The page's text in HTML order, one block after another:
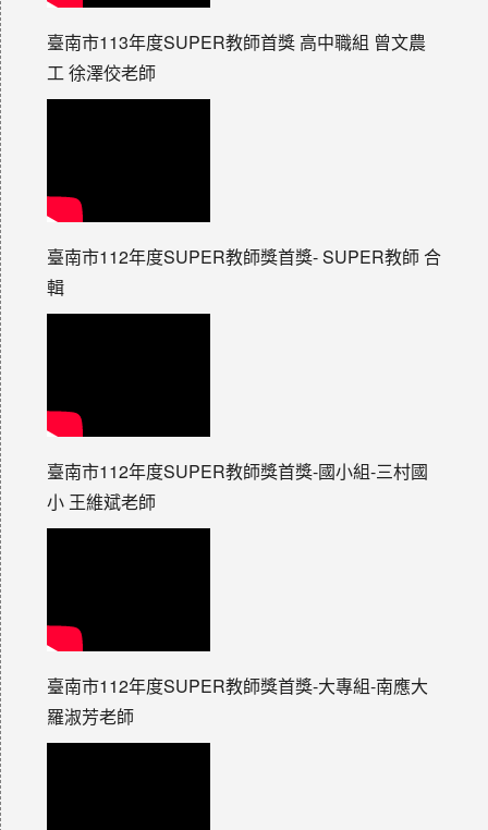
臺南市113年度SUPER教師首獎 高中職組 曾文農
工 徐澤佼老師
臺南市112年度SUPER教師獎首獎- SUPER教師 合
輯
臺南市112年度SUPER教師獎首獎-國小組-三村國
小 王維斌老師
臺南市112年度SUPER教師獎首獎-大專組-南應大
羅淑芳老師